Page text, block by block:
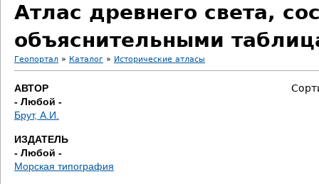
Атлас древнего света,
объяснительными
В
ы
з
д
Геопортал » Каталог » Исторические атласы
АВТОР
- Любой -
Брут, А.И.
ИЗДАТЕЛЬ
- Любой -
Морская типография